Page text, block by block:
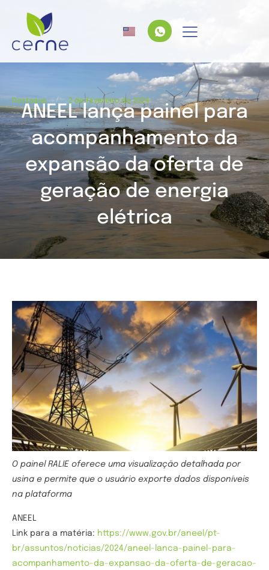
Destaque / 2 de fevereiro de 2024
ANEEL lança painel para
acompanhamento da
expansão da oferta de
geração de energia
elétrica
O painel RALIE oferece uma visualização detalhada por
usina e permite que o usuário exporte dados disponíveis
na plataforma
ANEEL
Link para a matéria: https://www.gov.br/aneel/pt-
br/assuntos/noticias/2024/aneel-lanca-painel-para-
acompanhamento-da-expansao-da-oferta-de-geracao-